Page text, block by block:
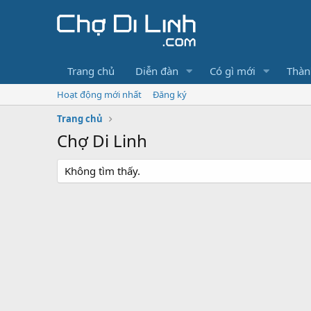
Trang chủ Diễn đàn Có gì mới
Hoạt động mới nhất
Đăng ký
Trang chủ
Chợ Di Linh
Không tìm thấy.